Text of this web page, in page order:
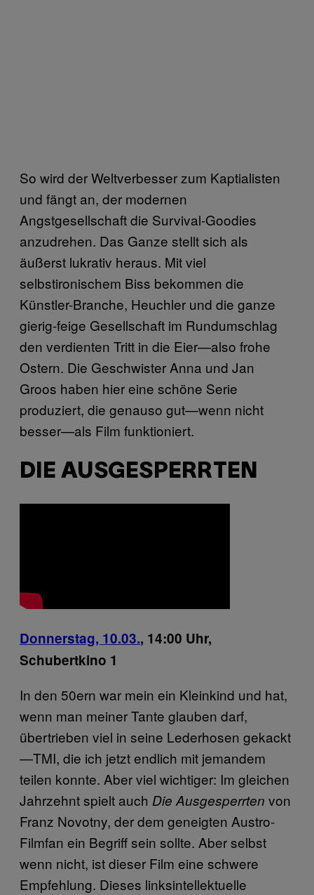
So wird der Weltverbesser zum Kaptialisten
und fängt an, der modernen
Angstgesellschaft die Survival-Goodies
anzudrehen. Das Ganze stellt sich als
äußerst lukrativ heraus. Mit viel
selbstironischem Biss bekommen die
Künstler-Branche, Heuchler und die ganze
gierig-feige Gesellschaft im Rundumschlag
den verdienten Tritt in die Eier—also frohe
Ostern. Die Geschwister Anna und Jan
Groos haben hier eine schöne Serie
produziert, die genauso gut—wenn nicht
besser—als Film funktioniert.
DIE AUSGESPERRTEN
Donnerstag, 10.03., 14:00 Uhr,
Schubertkino 1
In den 50ern war mein ein Kleinkind und hat,
wenn man meiner Tante glauben darf,
übertrieben viel in seine Lederhosen gekackt
—TMI, die ich jetzt endlich mit jemandem
teilen konnte. Aber viel wichtiger: Im gleichen
Jahrzehnt spielt auch Die Ausgesperrten von
Franz Novotny, der dem geneigten Austro-
Filmfan ein Begriff sein sollte. Aber selbst
wenn nicht, ist dieser Film eine schwere
Empfehlung. Dieses linksintellektuelle